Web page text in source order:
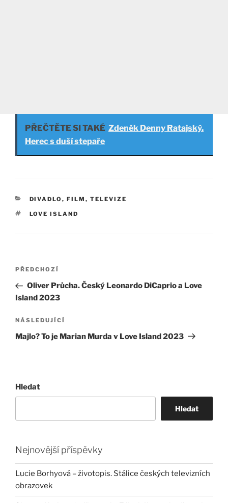
PŘEČTĚTE SI TAKÉ Zdeněk Denny Ratajský.
Herec s duší stepaře
RUBRIKY
DIVADLO, FILM, TELEVIZE
ŠTÍTKY
LOVE ISLAND
Navigace
příspěvek
Předchozí
příspěvek
PŘEDCHOZÍ
Oliver Průcha. Český Leonardo DiCaprio a Love
Island 2023
Následující
příspěvek
NÁSLEDUJÍCÍ
Majlo? To je Marian Murda v Love Island 2023
Hledat
Hledat
Nejnovější příspěvky
Lucie Borhyová – životopis. Stálice českých televizních
obrazovek